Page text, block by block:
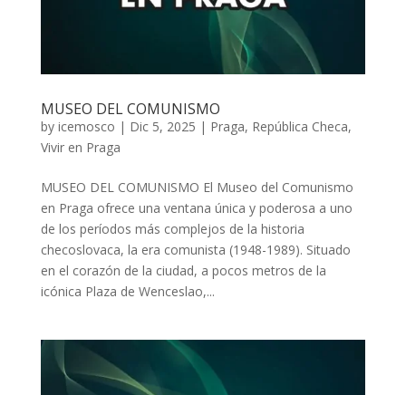
MUSEO DEL COMUNISMO
by icemosco | Dic 5, 2025 | Praga, República Checa,
Vivir en Praga
MUSEO DEL COMUNISMO El Museo del Comunismo
en Praga ofrece una ventana única y poderosa a uno
de los períodos más complejos de la historia
checoslovaca, la era comunista (1948-1989). Situado
en el corazón de la ciudad, a pocos metros de la
icónica Plaza de Wenceslao,...